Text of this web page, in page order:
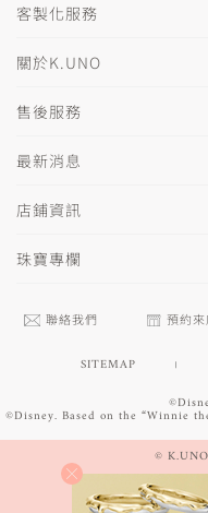
客製化服務
關於K.UNO
售後服務
最新消息
店鋪資訊
珠寶專欄
聯絡我們 預約
SITEMAP
©Disney. Based on the “Winnie
©